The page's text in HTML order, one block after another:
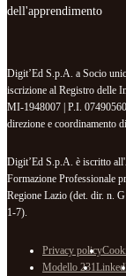
dell'apprendimento
Digit’Ed S.p.A. a Socio
iscrizione al Registro delle
MI-1948007 | P.I.
direzione e coordinamento
Digit’Ed S.p.A. è iscritto
Formazione Professionale
Regione Lazio (det. dir. n.
1-7).
Privacy policy
Modello 231